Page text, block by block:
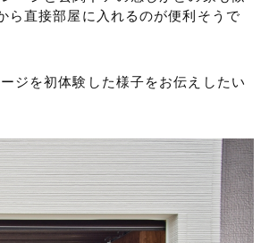
直接部屋に入れるのが便利そうで
ジを初体験した様子をお伝えしたい